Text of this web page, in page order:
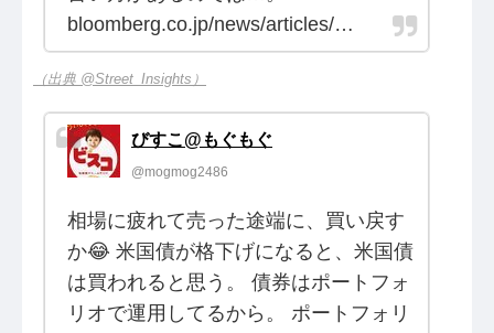
bloomberg.co.jp/news/articles/…
（出典 @Street_Insights）
びすこ@もぐもぐ
@mogmog2486
相場に疲れて売った途端に、買い戻す
か😂 米国債が格下げになると、米国債
は買われると思う。 債券はポートフォ
リオで運用してるから。 ポートフォリ